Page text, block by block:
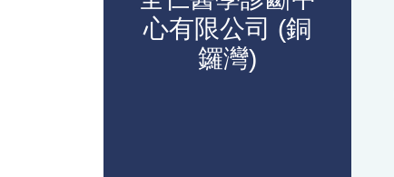
心有限公司 (銅
鑼灣)